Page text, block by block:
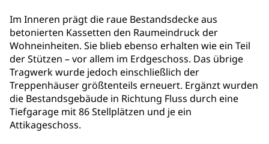
Im Inneren prägt die raue Bestandsdecke aus
betonierten Kassetten den Raumeindruck der
Wohneinheiten. Sie blieb ebenso erhalten wie ein Teil
der Stützen – vor allem im Erdgeschoss. Das übrige
Tragwerk wurde jedoch einschließlich der
Treppenhäuser größtenteils erneuert. Ergänzt wurden
die Bestandsgebäude in Richtung Fluss durch eine
Tiefgarage mit 86 Stellplätzen und je ein
Attikageschoss.